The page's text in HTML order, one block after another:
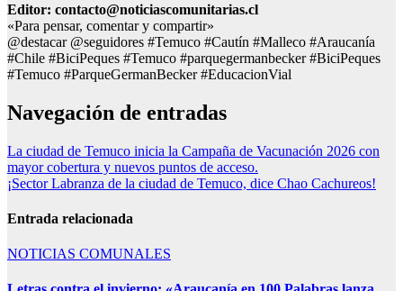
Editor: contacto@noticiascomunitarias.cl
«Para pensar, comentar y compartir»
@destacar @seguidores #Temuco #Cautín #Malleco #Araucanía
#Chile ​#BiciPeques #Temuco #parquegermanbecker #BiciPeques
#Temuco #ParqueGermanBecker #EducacionVial
Navegación de entradas
La ciudad de Temuco inicia la Campaña de Vacunación 2026 con
mayor cobertura y nuevos puntos de acceso.
¡Sector Labranza de la ciudad de Temuco, dice Chao Cachureos!
Entrada relacionada
NOTICIAS COMUNALES